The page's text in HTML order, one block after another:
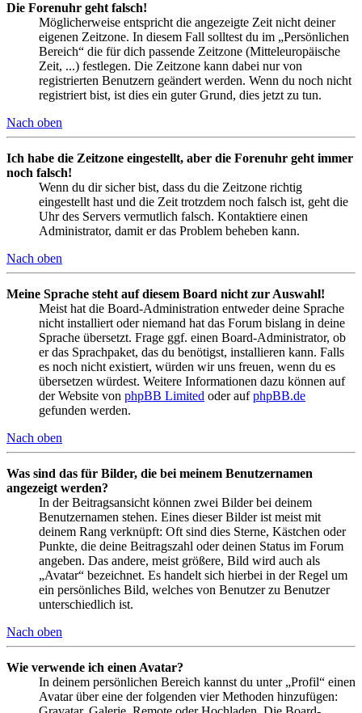
Die Forenuhr geht falsch!
Möglicherweise entspricht die angezeigte Zeit nicht deiner
eigenen Zeitzone. In diesem Fall solltest du im „Persönlichen
Bereich“ die für dich passende Zeitzone (Mitteleuropäische
Zeit, ...) festlegen. Die Zeitzone kann dabei nur von
registrierten Benutzern geändert werden. Wenn du noch nicht
registriert bist, ist dies ein guter Grund, dies jetzt zu tun.
Nach oben
Ich habe die Zeitzone eingestellt, aber die Forenuhr geht immer
noch falsch!
Wenn du dir sicher bist, dass du die Zeitzone richtig
eingestellt hast und die Zeit trotzdem noch falsch ist, geht die
Uhr des Servers vermutlich falsch. Kontaktiere einen
Administrator, damit er das Problem beheben kann.
Nach oben
Meine Sprache steht auf diesem Board nicht zur Auswahl!
Meist hat die Board-Administration entweder deine Sprache
nicht installiert oder niemand hat das Forum bislang in deine
Sprache übersetzt. Frage ggf. einen Board-Administrator, ob
er das Sprachpaket, das du benötigst, installieren kann. Falls
es noch nicht existiert, würden wir uns freuen, wenn du es
übersetzen würdest. Weitere Informationen dazu können auf
der Website von phpBB Limited oder aufphpBB.de
gefunden werden.
Nach oben
Was sind das für Bilder, die bei meinem Benutzernamen
angezeigt werden?
In der Beitragsansicht können zwei Bilder bei deinem
Benutzernamen stehen. Eines dieser Bilder ist meist mit
deinem Rang verknüpft: Oft sind dies Sterne, Kästchen oder
Punkte, die deine Beitragszahl oder deinen Status im Forum
angeben. Das andere, meist größere, Bild wird auch als
„Avatar“ bezeichnet. Es handelt sich hierbei in der Regel um
ein persönliches Bild, welches von Benutzer zu Benutzer
unterschiedlich ist.
Nach oben
Wie verwende ich einen Avatar?
In deinem persönlichen Bereich kannst du unter „Profil“ einen
Avatar über eine der folgenden vier Methoden hinzufügen: